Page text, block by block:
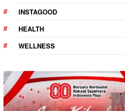
INSTAGOOD
HEALTH
WELLNESS